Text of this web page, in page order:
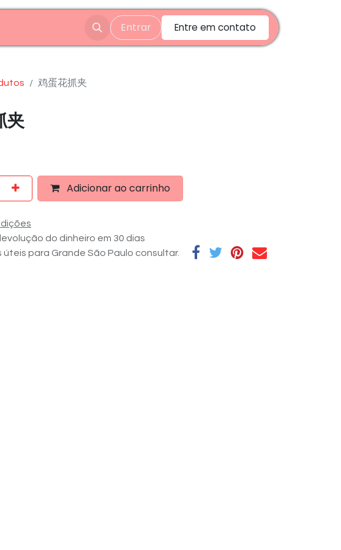
Entrar Entre em contato
鸡蛋花抓夹
夹
Adicionar ao carrinho
do dinheiro em 30 dias
úteis para Grande São Paulo consultar.